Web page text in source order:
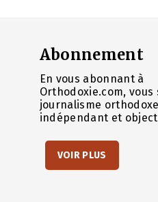
Abonnement
En vous abonnant à
Orthodoxie.com, vous
journalisme orthodoxe
indépendant et
VOIR PLUS